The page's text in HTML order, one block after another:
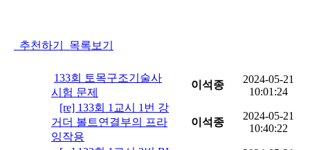
추천하기 목록보기
133회 토목구조기술사
시험 문제
이석종
2024-05-21
10:01:24
[re] 133회 1교시 1번 강
거더 볼트연결부의 프라
잉작용
이석종
2024-05-21
10:40:22